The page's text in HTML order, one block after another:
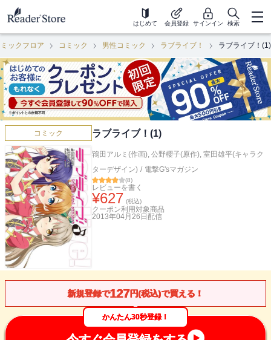
はじめて 会員登録 サインイン 検索
ックフロア コミック 男性コミック ラブライブ！ ラブライブ！(1)
コミック ラブライブ！(1)
鴇田アルミ(作画), 公野櫻子(原作), 室田雄平(キャラク
ターデザイン) / 電撃G'sマガジン
(8)
レビューを書く
¥627 (税込)
クーポン利用対象商品
2013年04月26日 配信
新規登録で127円(税込)で買える！
かんたん30秒登録！